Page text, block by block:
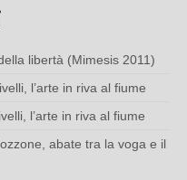
libertà (Mimesis 2011)
l’arte in riva al fiume
l’arte in riva al fiume
abate tra la voga e il